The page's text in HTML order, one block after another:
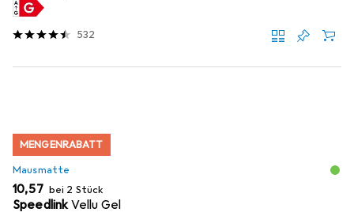
532
MENGENRABATT
Mausmatte
EUR
10,57 bei 2 Stück
SpeedlinkVellu Gel